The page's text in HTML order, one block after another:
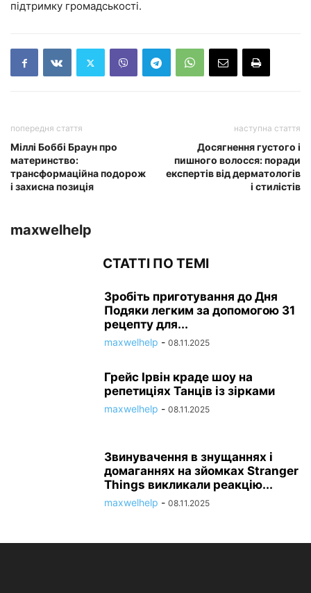
підтримку громадськості.
попередня стаття
Міллі Боббі Браун про
материнство:
трансформаційна подорож
і захисна позиція
наступна стаття
Досягнення густого і
пишного волосся: поради
експертів від дерматологів
і стилістів
maxwelhelp
СТАТТІ ПО ТЕМІ
Зробіть приготування до Дня
Подяки легким за допомогою 31
рецепту для...
maxwelhelp - 08.11.2025
Грейс Ірвін краде шоу на
репетиціях Танців із зірками
maxwelhelp - 08.11.2025
Звинувачення в знущаннях і
домаганнях на зйомках Stranger
Things викликали реакцію...
maxwelhelp - 08.11.2025